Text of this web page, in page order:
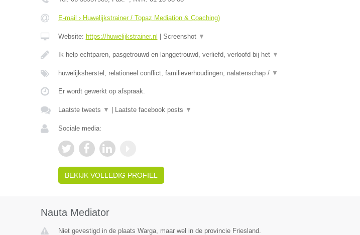
E-mail › Huwelijkstrainer / Topaz Mediation & Coaching)
Website: https://huwelijkstrainer.nl Screenshot ▼
Ik help echtparen, pasgetrouwd en langgetrouwd, verliefd, verloofd bij het ▼
huwelijksherstel, relationeel conflict, familieverhoudingen, nalatenschap / ▼
Er wordt gewerkt op afspraak.
Laatste tweets ▼ Laatste facebook posts ▼
Sociale media:
BEKIJK VOLLEDIG PROFIEL
Nauta Mediator
Niet gevestigd in de plaats Warga, maar wel in de provincie Friesland.